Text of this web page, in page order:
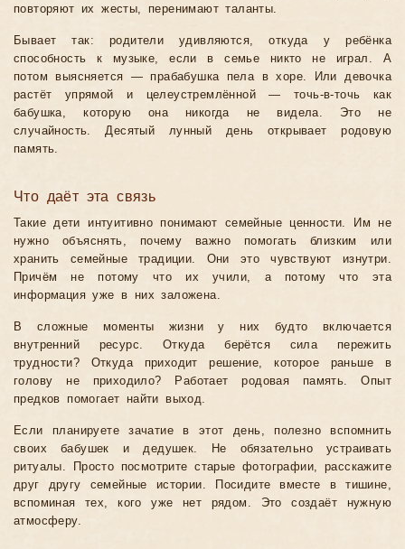
повторяют их жесты, перенимают таланты.
Бывает так: родители удивляются, откуда у ребёнка
способность к музыке, если в семье никто не играл. А
потом выясняется — прабабушка пела в хоре. Или девочка
растёт упрямой и целеустремлённой — точь-в-точь как
бабушка, которую она никогда не видела. Это не
случайность. Десятый лунный день открывает родовую
память.
Что даёт эта связь
Такие дети интуитивно понимают семейные ценности. Им не
нужно объяснять, почему важно помогать близким или
хранить семейные традиции. Они это чувствуют изнутри.
Причём не потому что их учили, а потому что эта
информация уже в них заложена.
В сложные моменты жизни у них будто включается
внутренний ресурс. Откуда берётся сила пережить
трудности? Откуда приходит решение, которое раньше в
голову не приходило? Работает родовая память. Опыт
предков помогает найти выход.
Если планируете зачатие в этот день, полезно вспомнить
своих бабушек и дедушек. Не обязательно устраивать
ритуалы. Просто посмотрите старые фотографии, расскажите
друг другу семейные истории. Посидите вместе в тишине,
вспоминая тех, кого уже нет рядом. Это создаёт нужную
атмосферу.